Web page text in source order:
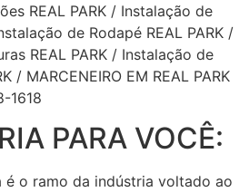
REAL PARK / Instalação de
de Rodapé REAL PARK /
REAL PARK / Instalação de
/ MARCENEIRO EM REAL PARK
1618
PARA VOCÊ:
é o ramo da indústria voltado ao